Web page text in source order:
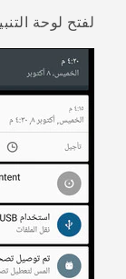
لفتح لوحة